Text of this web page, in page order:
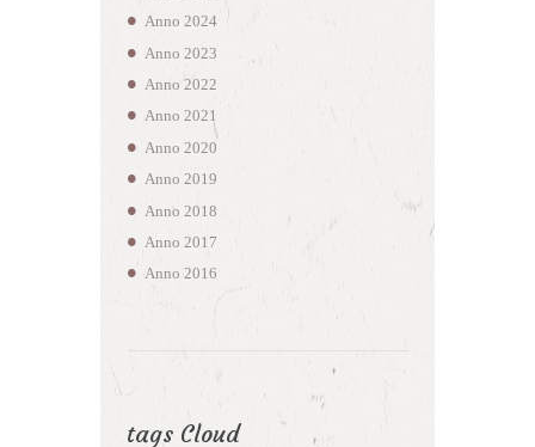
Anno 2024
Anno 2023
Anno 2022
Anno 2021
Anno 2020
Anno 2019
Anno 2018
Anno 2017
Anno 2016
tags Cloud